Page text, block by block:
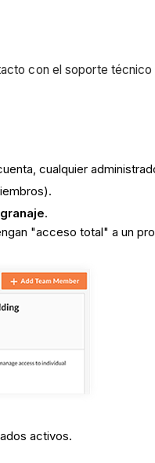
con el soporte
cualquier
.
"acceso total" a un
activos.